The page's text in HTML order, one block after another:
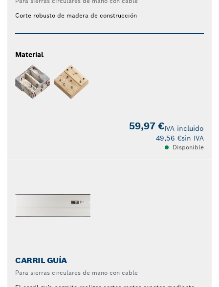
Corte robusto de madera de construcción
Material
59,97 €IVA incluido
49,56 €sin IVA
Disponible
CARRIL GUÍA
Para sierras circulares de mano con cable